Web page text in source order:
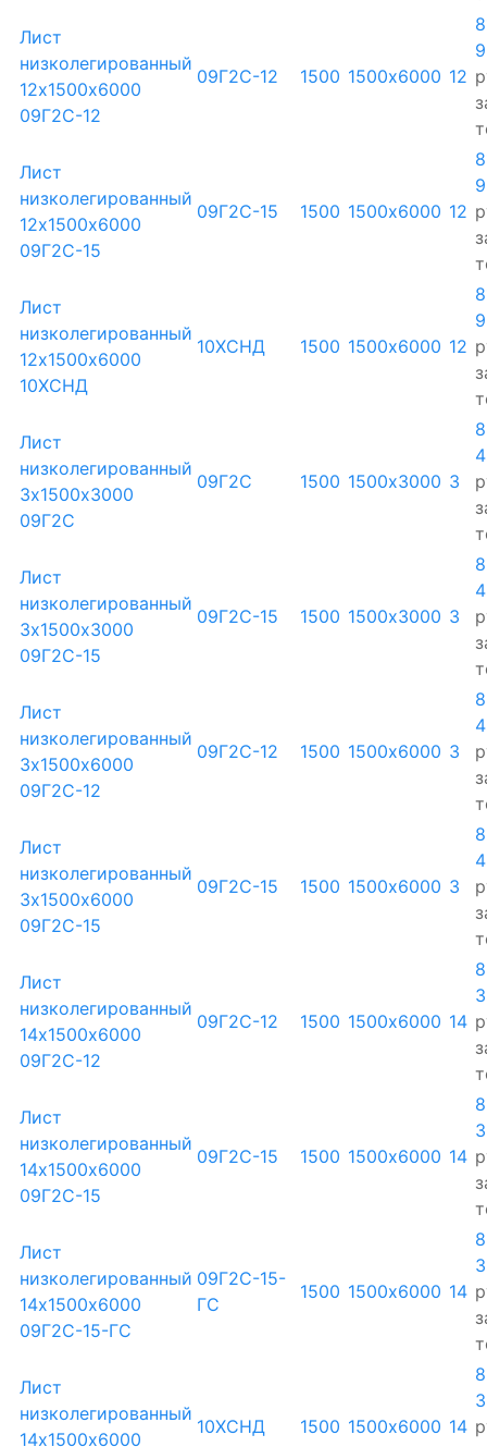
Лист
низколегированный
12х1500х6000
09Г2С-12
09Г2С-12 1500 1500х6000 12
Лист
низколегированный
12х1500х6000
09Г2С-15
09Г2С-15 1500 1500х6000 12
Лист
низколегированный
12х1500х6000
10ХСНД
10ХСНД 1500 1500х6000 12
Лист
низколегированный
3х1500х3000
09Г2С
09Г2С 1500 1500х3000 3
Лист
низколегированный
3х1500х3000
09Г2С-15
09Г2С-15 1500 1500х3000 3
Лист
низколегированный
3х1500х6000
09Г2С-12
09Г2С-12 1500 1500х6000 3
Лист
низколегированный
3х1500х6000
09Г2С-15
09Г2С-15 1500 1500х6000 3
Лист
низколегированный
14х1500х6000
09Г2С-12
09Г2С-12 1500 1500х6000 14
Лист
низколегированный
14х1500х6000
09Г2С-15
09Г2С-15 1500 1500х6000 14
Лист
низколегированный
14х1500х6000
09Г2С-15-ГС
09Г2С-15-
ГС
1500 1500х6000 14
Лист
низколегированный
14х1500х6000
10ХСНД 1500 1500х6000 14